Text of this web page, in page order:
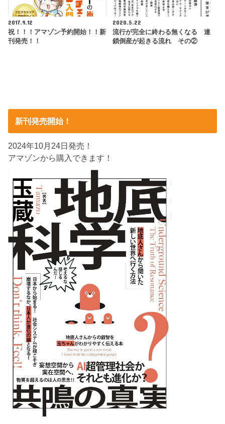
2017.9.12
祝！！！アマゾン予約開始！！新
刊発売！！
2020.5.22
流行が完全に終わる無くなる 連
鎖倒産が起きる流れ その②
新刊発売開始！
2024年10月24日発売！
アマゾンから購入できます！